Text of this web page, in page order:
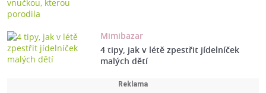
Mimibazar
4 tipy, jak v létě zpestřit jídelníček
malých dětí